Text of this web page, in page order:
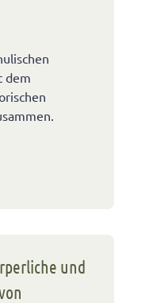
dem
und